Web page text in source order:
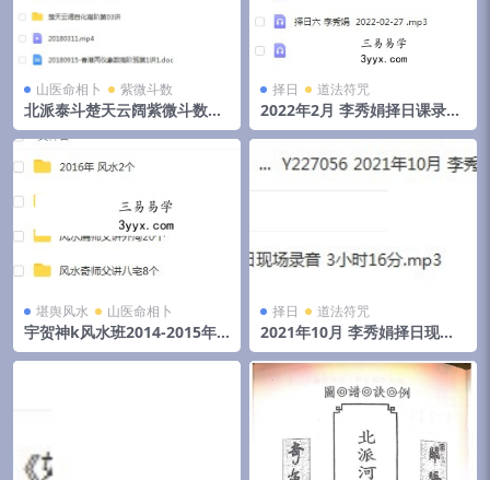
山医命相卜 紫微斗数
北派泰斗楚天云阔紫微斗数自
化高级班课程视频+录音+资料
择日 道法符咒
2022年2月 李秀娟择日课录音
和物品丢失怎么找
堪舆风水 山医命相卜
宇贺神k风水班2014-2015年
初文字记录.pdf 夸克网盘下载
择日 道法符咒
2021年10月 李秀娟择日现场
录音 3小时16分